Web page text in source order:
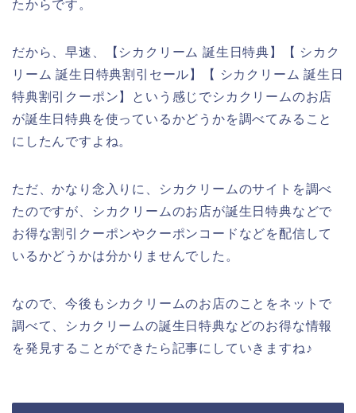
たからです。
だから、早速、【シカクリーム 誕生日特典】【 シカク
リーム 誕生日特典割引セール】【 シカクリーム 誕生日
特典割引クーポン】という感じでシカクリームのお店
が誕生日特典を使っているかどうかを調べてみること
にしたんですよね。
ただ、かなり念入りに、シカクリームのサイトを調べ
たのですが、シカクリームのお店が誕生日特典などで
お得な割引クーポンやクーポンコードなどを配信して
いるかどうかは分かりませんでした。
なので、今後もシカクリームのお店のことをネットで
調べて、シカクリームの誕生日特典などのお得な情報
を発見することができたら記事にしていきますね♪